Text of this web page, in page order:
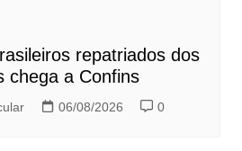
repatriados dos
chega a Confins
06/08/2026 0